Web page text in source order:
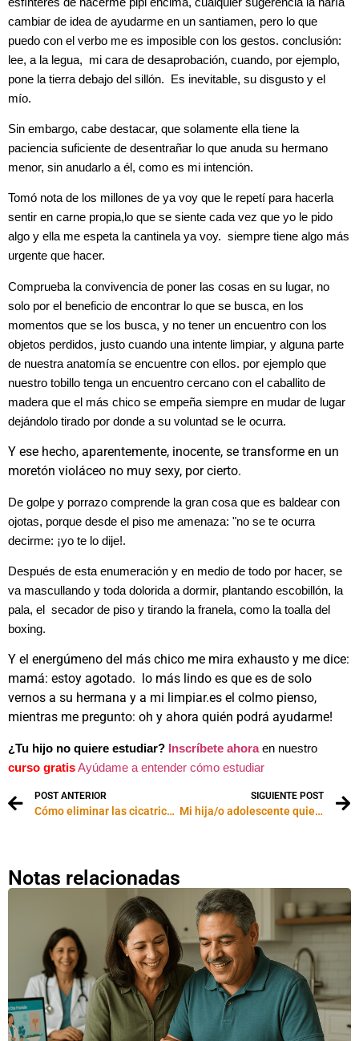
cambiar de idea de ayudarme en un santiamen, pero lo que
puedo con el verbo me es imposible con los gestos. conclusión:
lee, a la legua, mi cara de desaprobación, cuando, por ejemplo,
pone la tierra debajo del sillón. Es inevitable, su disgusto y el
mío.
Sin embargo, cabe destacar, que solamente ella tiene la
paciencia suficiente de desentrañar lo que anuda su hermano
menor, sin anudarlo a él, como es mi intención.
Tomó nota de los millones de ya voy que le repetí para hacerla
sentir en carne propia,lo que se siente cada vez que yo le pido
algo y ella me espeta la cantinela ya voy. siempre tiene algo más
urgente que hacer.
Comprueba la convivencia de poner las cosas en su lugar, no
solo por el beneficio de encontrar lo que se busca, en los
momentos que se los busca, y no tener un encuentro con los
objetos perdidos, justo cuando una intente limpiar, y alguna parte
de nuestra anatomía se encuentre con ellos. por ejemplo que
nuestro tobillo tenga un encuentro cercano con el caballito de
madera que el más chico se empeña siempre en mudar de lugar
dejándolo tirado por donde a su voluntad se le ocurra.
Y ese hecho, aparentemente, inocente, se transforme en un
moretón violáceo no muy sexy, por cierto.
De golpe y porrazo comprende la gran cosa que es baldear con
ojotas, porque desde el piso me amenaza: "no se te ocurra
decirme: ¡yo te lo dije!.
Después de esta enumeración y en medio de todo por hacer, se
va mascullando y toda dolorida a dormir, plantando escobillón, la
pala, el secador de piso y tirando la franela, como la toalla del
boxing.
Y el energúmeno del más chico me mira exhausto y me dice:
mamá: estoy agotado. lo más lindo es que es de solo
vernos a su hermana y a mi limpiar.es el colmo pienso,
mientras me pregunto: oh y ahora quién podrá ayudarme!
¿Tu hijo no quiere estudiar? Inscríbete ahoraen nuestro
curso gratisAyúdame a entender cómo estudiar
POST ANTERIOR
Cómo eliminar las cicatrices con remedios caseros
SIGUIENTE POST
Mi hija/o adolescente quiere ir a terapia
Notas relacionadas